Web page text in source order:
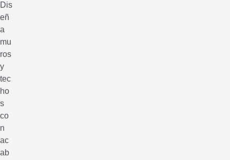
Dis
eñ
a
mu
ros
y
tec
ho
s
co
n
ac
ab